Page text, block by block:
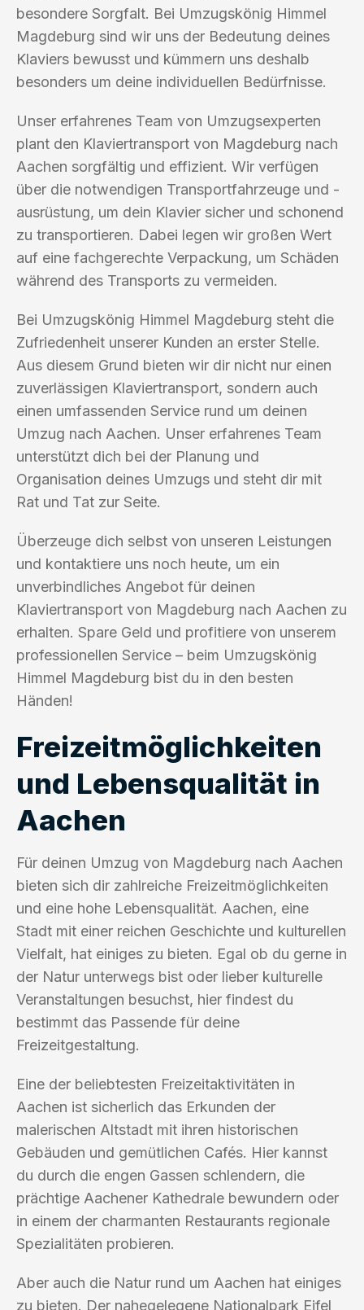
besondere Sorgfalt. Bei Umzugskönig Himmel
Magdeburg sind wir uns der Bedeutung deines
Klaviers bewusst und kümmern uns deshalb
besonders um deine individuellen Bedürfnisse.
Unser erfahrenes Team von Umzugsexperten
plant den Klaviertransport von Magdeburg nach
Aachen sorgfältig und effizient. Wir verfügen
über die notwendigen Transportfahrzeuge und -
ausrüstung, um dein Klavier sicher und schonend
zu transportieren. Dabei legen wir großen Wert
auf eine fachgerechte Verpackung, um Schäden
während des Transports zu vermeiden.
Bei Umzugskönig Himmel Magdeburg steht die
Zufriedenheit unserer Kunden an erster Stelle.
Aus diesem Grund bieten wir dir nicht nur einen
zuverlässigen Klaviertransport, sondern auch
einen umfassenden Service rund um deinen
Umzug nach Aachen. Unser erfahrenes Team
unterstützt dich bei der Planung und
Organisation deines Umzugs und steht dir mit
Rat und Tat zur Seite.
Überzeuge dich selbst von unseren Leistungen
und kontaktiere uns noch heute, um ein
unverbindliches Angebot für deinen
Klaviertransport von Magdeburg nach Aachen zu
erhalten. Spare Geld und profitiere von unserem
professionellen Service – beim Umzugskönig
Himmel Magdeburg bist du in den besten
Händen!
Freizeitmöglichkeiten
und Lebensqualität in
Aachen
Für deinen Umzug von Magdeburg nach Aachen
bieten sich dir zahlreiche Freizeitmöglichkeiten
und eine hohe Lebensqualität. Aachen, eine
Stadt mit einer reichen Geschichte und kulturellen
Vielfalt, hat einiges zu bieten. Egal ob du gerne in
der Natur unterwegs bist oder lieber kulturelle
Veranstaltungen besuchst, hier findest du
bestimmt das Passende für deine
Freizeitgestaltung.
Eine der beliebtesten Freizeitaktivitäten in
Aachen ist sicherlich das Erkunden der
malerischen Altstadt mit ihren historischen
Gebäuden und gemütlichen Cafés. Hier kannst
du durch die engen Gassen schlendern, die
prächtige Aachener Kathedrale bewundern oder
in einem der charmanten Restaurants regionale
Spezialitäten probieren.
Aber auch die Natur rund um Aachen hat einiges
zu bieten. Der nahegelegene Nationalpark Eifel